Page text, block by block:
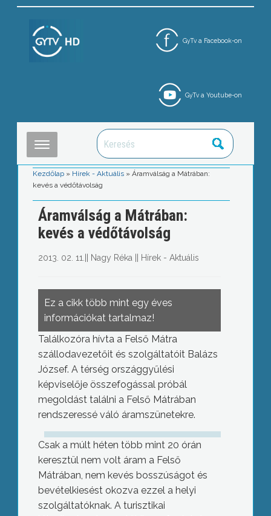
GyTv a Facebook-on
GyTv a Youtube-on
Kezdőlap » Hírek - Aktuális »Áramválság a Mátrában:
kevés a védőtávolság
Áramválság a Mátrában:
kevés a védőtávolság
2013. 02. 11. Nagy Réka Hírek - Aktuális
Ez a cikk több mint egy éves
információkat tartalmaz!
Találkozóra hívta a Felső Mátra
szállodavezetőit és szolgáltatóit Balázs
József. A térség országgyűlési
képviselője összefogással próbál
megoldást találni a Felső Mátrában
rendszeressé váló áramszünetekre.
Csak a múlt héten több mint 20 órán
keresztül nem volt áram a Felső
Mátrában, nem kevés bosszúságot és
bevételkiesést okozva ezzel a helyi
szolgáltatóknak. A turisztikai